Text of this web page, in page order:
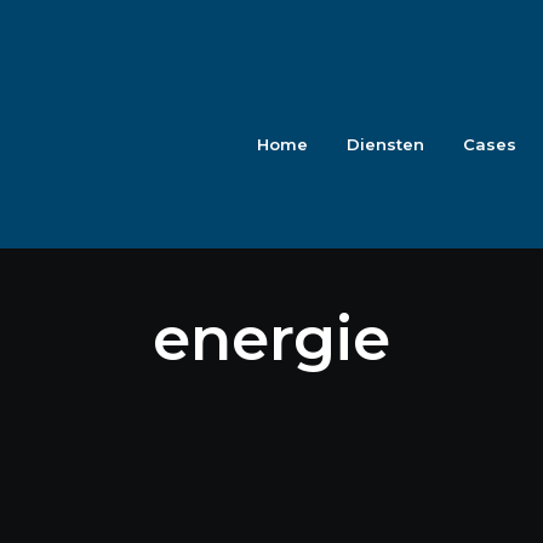
Home Diensten Cases
energie